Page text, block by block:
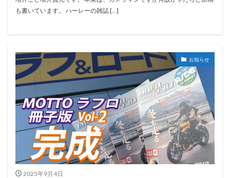
も書いています。 ハーレーの雑誌 […]
お知らせ
2025年9月4日